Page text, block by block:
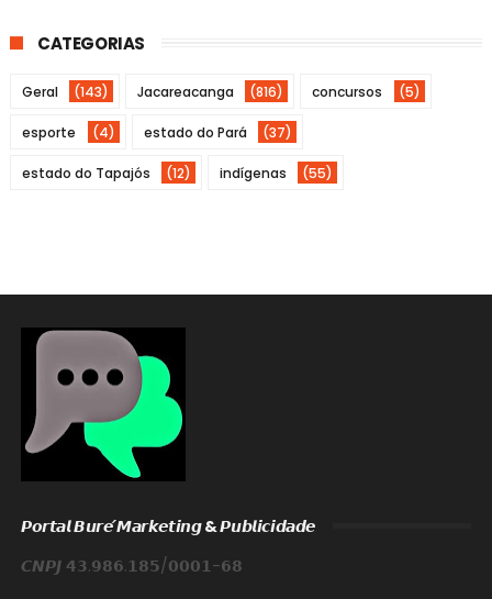
CATEGORIAS
Geral (143) Jacareacanga (816) concursos (5)
esporte (4) estado do Pará (37)
estado do Tapajós (12) indígenas (55)
𝙋𝙤𝙧𝙩𝙖𝙡 𝘽𝙪𝙧𝙚́ 𝙈𝙖𝙧𝙠𝙚𝙩𝙞𝙣𝙜 & 𝙋𝙪𝙗𝙡𝙞𝙘𝙞𝙙𝙖𝙙𝙚
𝘾𝙉𝙋𝙅 𝟰𝟯.𝟵𝟴𝟲.𝟭𝟴𝟱/𝟬𝟬𝟬𝟭-𝟲𝟴